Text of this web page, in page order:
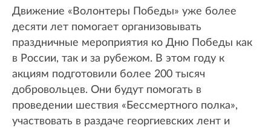
Движение «Волонтеры Победы» уже более
десяти лет помогает организовывать
праздничные мероприятия ко Дню Победы как
в России, так и за рубежом. В этом году к
акциям подготовили более 200 тысяч
добровольцев. Они будут помогать в
проведении шествия «Бессмертного полка»,
участвовать в раздаче георгиевских лент и